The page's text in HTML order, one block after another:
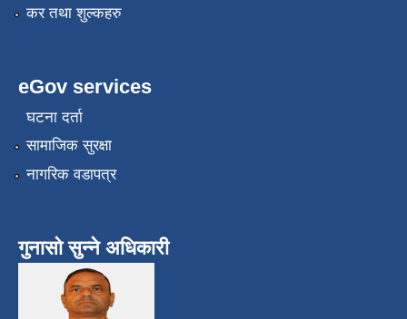
कर तथा शुल्कहरु
eGov services
घटना दर्ता
सामाजिक सुरक्षा
नागरिक वडापत्र
गुनासो सुन्ने अधिकारी